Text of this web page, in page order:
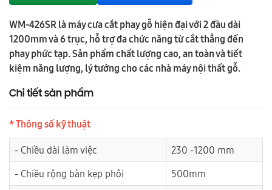
WM-426SR là máy cưa cắt phay gỗ hiện đại với 2 đầu dài
1200mm và 6 trục, hỗ trợ đa chức năng từ cắt thẳng đến
phay phức tạp. Sản phẩm chất lượng cao, an toàn và tiết
kiệm năng lượng, lý tưởng cho các nhà máy nội thất gỗ.
Chi tiết sản phẩm
* Thông số kỹ thuật
- Chiều dài làm việc
230 -1200 mm
- Chiều rộng bàn kẹp phôi
500mm